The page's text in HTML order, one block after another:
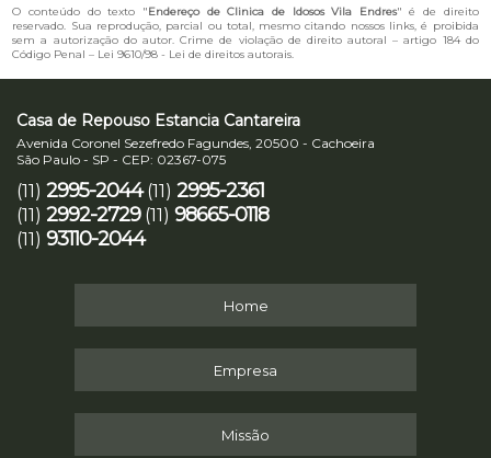
O conteúdo do texto "Endereço de Clinica de Idosos Vila Endres" é de direito
reservado. Sua reprodução, parcial ou total, mesmo citando nossos links, é proibida
sem a autorização do autor. Crime de violação de direito autoral – artigo 184 do
Código Penal – Lei 9610/98 - Lei de direitos autorais.
Casa de Repouso Estancia Cantareira
Avenida Coronel Sezefredo Fagundes, 20500 - Cachoeira
São Paulo - SP - CEP: 02367-075
(11) 2995-2044 (11) 2995-2361
(11) 2992-2729 (11) 98665-0118
(11) 93110-2044
Home
Empresa
Missão